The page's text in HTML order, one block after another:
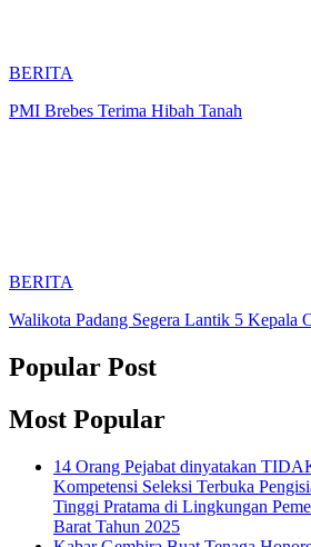
BERITA
PMI Brebes Terima Hibah Tanah
BERITA
Walikota Padang Segera Lantik 5 Kepala
Popular Post
Most Popular
14 Orang Pejabat dinyatakan
Kompetensi Seleksi Terbuka
Tinggi Pratama di Lingkungan
Barat Tahun 2025